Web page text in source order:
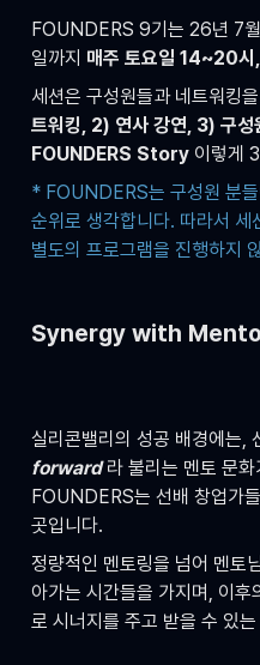
FOUNDERS 9기는 26년 7
일까지 매주 토요일 14~20시,
세션은 구성원들과 네트워킹
트워킹, 2) 연사 강연, 3) 구성
FOUNDERS Story 이렇게
* FOUNDERS는 구성원 분
순위로 생각합니다. 따라서
별도의 프로그램을 진행하지
Synergy with
실리콘밸리의 성공 배경에는,
forward 라 불리는 멘토 문
FOUNDERS는 선배 창업가
곳입니다.
정량적인 멘토링을 넘어 멘토
아가는 시간들을 가지며, 이후
로 시너지를 주고 받을 수 있